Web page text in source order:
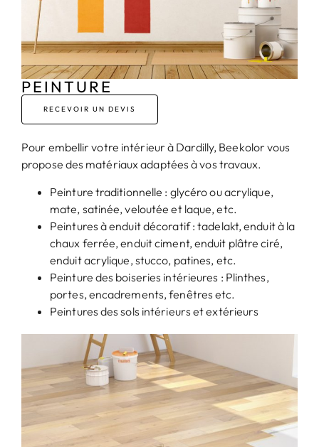
PEINTURE
RECEVOIR UN DEVIS
Pour embellir votre intérieur à Dardilly, Beekolor vous
propose des matériaux adaptées à vos travaux.
Peinture traditionnelle : glycéro ou acrylique,
mate, satinée, veloutée et laque, etc.
Peintures à enduit décoratif : tadelakt, enduit à la
chaux ferrée, enduit ciment, enduit plâtre ciré,
enduit acrylique, stucco, patines, etc.
Peinture des boiseries intérieures : Plinthes,
portes, encadrements, fenêtres etc.
Peintures des sols intérieurs et extérieurs